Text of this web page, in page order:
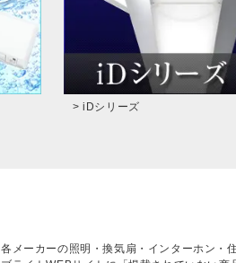
> iDシリーズ
各メーカーの照明・換気扇・インターホン・